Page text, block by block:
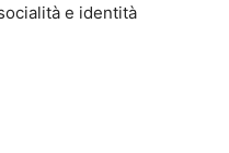
e identità